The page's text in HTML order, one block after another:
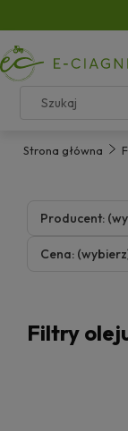
Strona główna
Producent:
Cena:
Filtry